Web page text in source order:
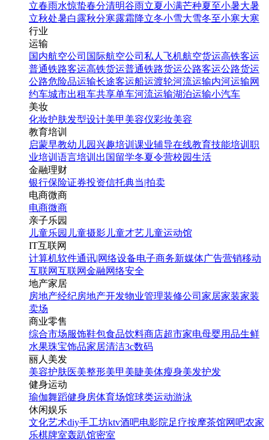
立春雨水惊蛰春分清明谷雨立夏小满芒种夏至小暑大暑
立秋处暑白露秋分寒露霜降立冬小雪大雪冬至小寒大寒
行业
运输
国内航空公司 国际航空公司 私人飞机航空货运高铁客运
普通铁路客运高铁货运普通铁路货运公路客运公路货运
公路危险品运输长途客运船运渡轮河流运输内河运输网
约车城市出租车共享单车河流运输湖泊运输小汽车
美妆
化妆护肤发型设计美甲 美容仪彩妆美容
教育培训
启蒙早教幼儿园 兴趣培训 课业辅导在线教育技能培训 职
业培训 语言培训 出国留学冬夏令营校园生活
金融理财
银行保险证券投资信托典当|拍卖
电商微商
电商微商
亲子乐园
儿童乐园 儿童摄影 儿童才艺 儿童运动馆
IT互联网
计算机软件通讯|网络设备电子商务新媒体广告营销移动
互联网互联网金融网络安全
地产家居
房地产经纪房地产开发物业管理装修公司 家居家装家装
卖场
商业零售
综合市场服饰鞋包食品饮料商店超市家电母婴用品生鲜
水果珠宝饰品家居清洁3c数码
丽人美发
美容护肤医美整形美甲美睫美体瘦身美发护发
健身运动
瑜伽舞蹈健身房体育场馆球类运动游泳
休闲娱乐
文化艺术diy手工坊ktv酒吧电影院足疗按摩茶馆网吧农家
乐棋牌室轰趴馆密室